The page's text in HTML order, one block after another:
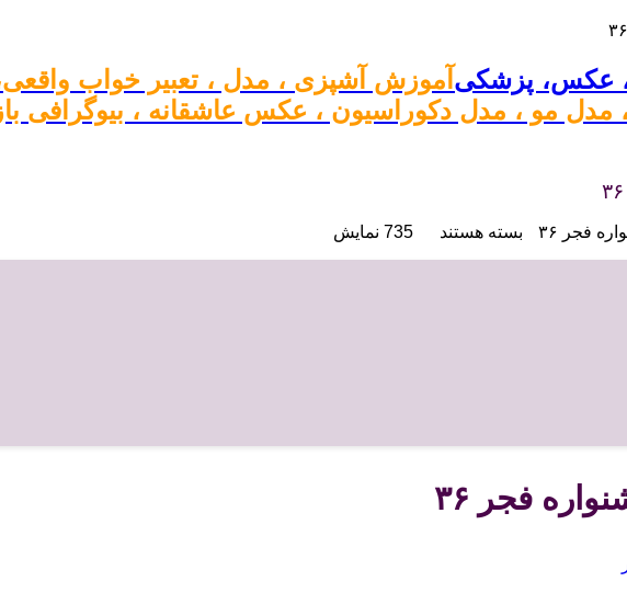
آموزش آشپزی ، مدل ، تعبیر خواب
مو ، مدل دکوراسیون ، عکس عاشقانه ، بیوگرافی
فجر ۳۶ بسته هستند 735 نمایش
فجر ۳۶